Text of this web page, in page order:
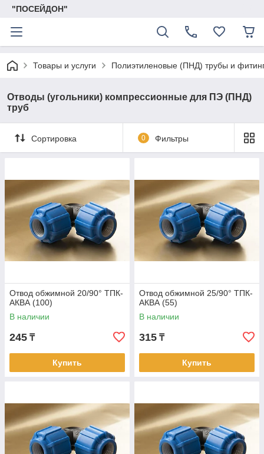
"ПОСЕЙДОН"
Товары и услуги Полиэтиленовые (ПНД) трубы и
Отводы (угольники) компрессионные для ПЭ (ПНД)
труб
Сортировка 0 Фильтры
Отвод обжимной 20/90° ТПК-
АКВА (100)
В наличии
245 ₸
Купить
Отвод обжимной 25/90° ТПК-
АКВА (55)
В наличии
315 ₸
Купить